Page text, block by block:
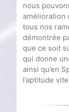
nous
amélioration
tous nos
démontrée
que ce soit
qui donne
ainsi qu’en
l’aptitude